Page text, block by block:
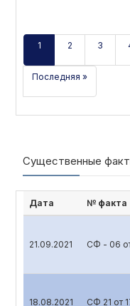
1 2 3
Последняя »
Существенные
Дата № факта
21.09.2021 СФ - 06
18.08.2021 СФ 21 от